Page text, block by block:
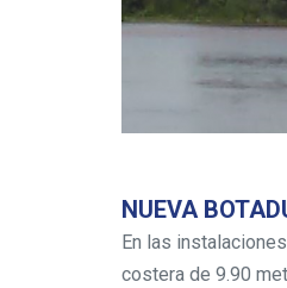
NUEVA
En las
costera de 9.90